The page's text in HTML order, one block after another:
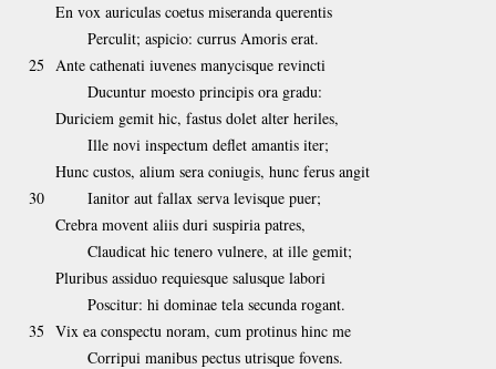
En vox auriculas coetus miseranda querentis
Perculit; aspicio: currus Amoris erat.
25 Ante cathenati iuvenes manycisque revincti
Ducuntur moesto principis ora gradu:
Duriciem gemit hic, fastus dolet alter heriles,
Ille novi inspectum deflet amantis iter;
Hunc custos, alium sera coniugis, hunc ferus angit
30
Ianitor aut fallax serva levisque puer;
Crebra movent aliis duri suspiria patres,
Claudicat hic tenero vulnere, at ille gemit;
Pluribus assiduo requiesque salusque labori
Poscitur: hi dominae tela secunda rogant.
35 Vix ea conspectu noram, cum protinus hinc me
Corripui manibus pectus utrisque fovens.